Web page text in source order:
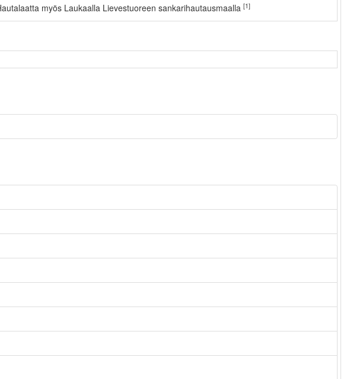
Hautalaatta myös Laukaalla Lievestuoreen sankarihautausmaalla [1]